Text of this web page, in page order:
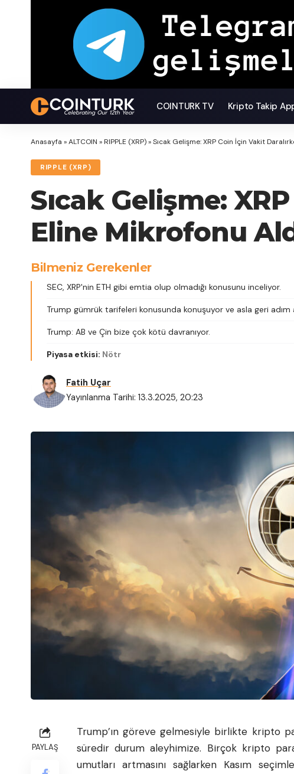
COINTURK TV Kripto Takip
Anasayfa »ALTCOIN »RIPPLE (XRP)»Sıcak Gelişme: XRP Coin İçin Vakit
RIPPLE (XRP)
Sıcak Gelişme:
Eline Mikrofonu
Bilmeniz Gerekenler
SEC, XRP'nin ETH gibi emtia olup olmadığı konusunu inceliyor.
Trump gümrük tarifeleri konusunda konuşuyor ve asla geri adım
Trump: AB ve Çin bize çok kötü davranıyor.
Piyasa etkisi: Nötr
Yayınlanma Tarihi: 13.3.2025, 20:23
Fatih Uçar
PAYLAŞ
Trump’ın göreve gelmesiyle birlikte kripto
süredir durum aleyhimize. Birçok kripto
umutları artmasını sağlarken Kasım